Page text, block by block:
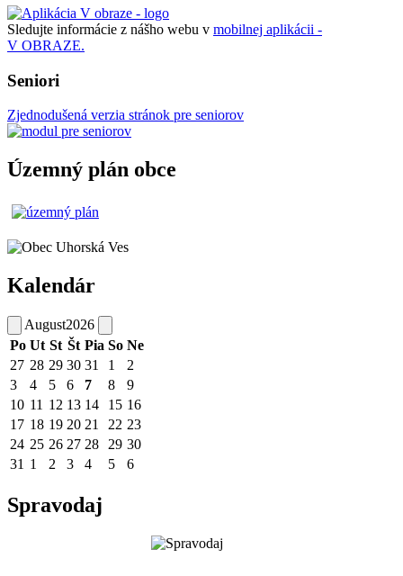
Sledujte informácie z nášho webu v mobilnej aplikácii -
V OBRAZE.
Seniori
Zjednodušená verzia stránok pre seniorov
Územný plán obce
Kalendár
August2026
Po Ut St Št Pia So Ne
27 28 29 30 31 1
2
3
4 5 6 7 8
9
10 11 12 13 14 15 16
17 18 19 20 21 22 23
24 25 26 27 28 29 30
31 1 2 3 4 5 6
Spravodaj